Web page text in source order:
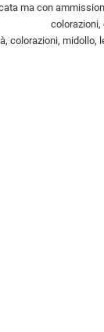
ma con
colorazioni,
colorazioni,